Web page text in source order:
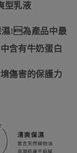
型乳液
濕!為產品中最
含有牛奶蛋白
傷害的保護力